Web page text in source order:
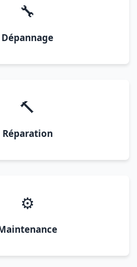
🔧
Dépannage
🔨
Réparation
⚙️